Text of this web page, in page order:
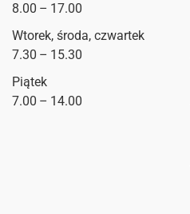
8.00 – 17.00
Wtorek, środa, czwartek
7.30 – 15.30
Piątek
7.00 – 14.00